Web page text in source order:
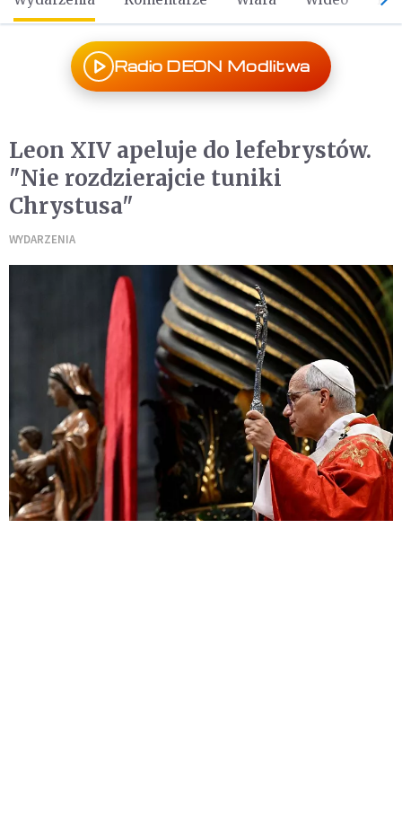
Radio DEON Modlitwa
Leon XIV apeluje do lefebrystów.
"Nie rozdzierajcie tuniki
Chrystusa"
WYDARZENIA